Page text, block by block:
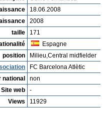
18.06.2008
2008
taille
171
Espagne
position
Milieu,Central midfielder
FC Barcelona Atlètic
national
non
Site web
-
Views
11929